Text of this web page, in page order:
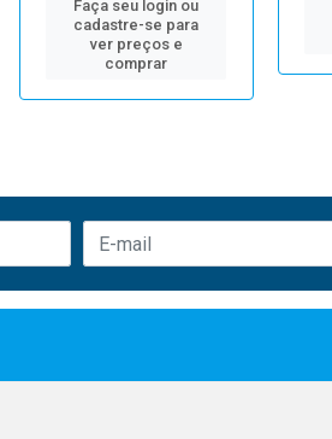
Faça seu login ou
cadastre-se para
ver preços e
comprar